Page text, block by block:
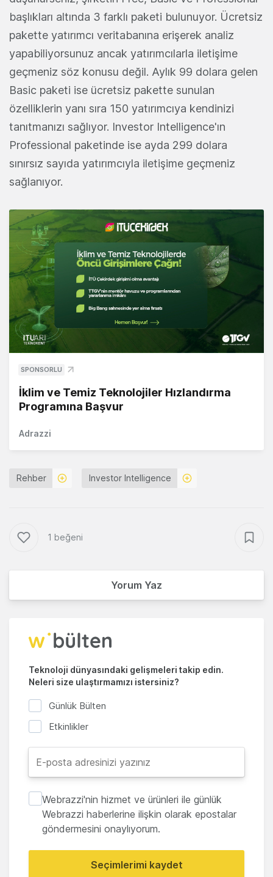
başlıkları altında 3 farklı paketi bulunuyor. Ücretsiz
pakette yatırımcı veritabanına erişerek analiz
yapabiliyorsunuz ancak yatırımcılarla iletişime
geçmeniz söz konusu değil. Aylık 99 dolara gelen
Basic paketi ise ücretsiz pakette sunulan
özelliklerin yanı sıra 150 yatırımcıya kendinizi
tanıtmanızı sağlıyor. Investor Intelligence'ın
Professional paketinde ise ayda 299 dolara
sınırsız sayıda yatırımcıyla iletişime geçmeniz
sağlanıyor.
SPONSORLU
İklim ve Temiz Teknolojiler Hızlandırma
Programına Başvur
Adrazzi
Rehber Investor Intelligence
1 beğeni
Yorum Yaz
Teknoloji dünyasındaki gelişmeleri takip edin.
Neleri size ulaştırmamızı istersiniz?
Günlük Bülten
Etkinlikler
Webrazzi'nin hizmet ve ürünleri ile günlük
Webrazzi haberlerine ilişkin olarak epostalar
göndermesini onaylıyorum.
Seçimlerimi kaydet